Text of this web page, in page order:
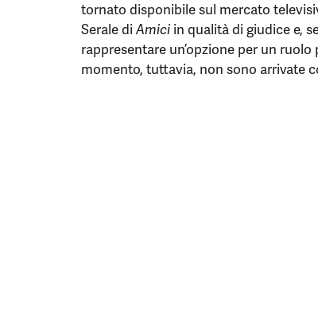
tornato disponibile sul mercato
Serale diAmici in qualità di giudice e,
rappresentare un’opzione per un
momento, tuttavia, non sono arrivate